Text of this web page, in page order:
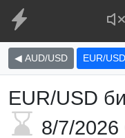
◀ AUD/USD EUR/USD
EUR/USD
8/7/2026